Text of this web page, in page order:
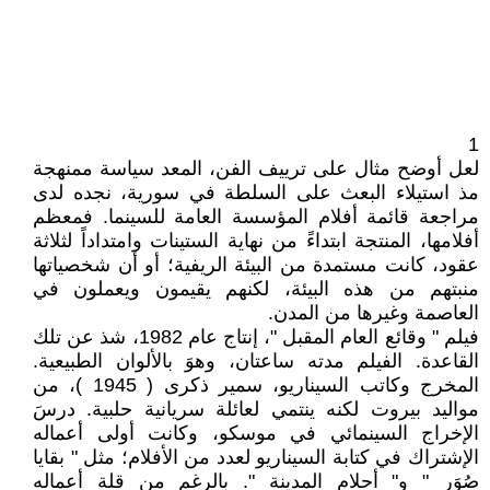
1
لعل أوضح مثال على ترييف الفن، المعد سياسة ممنهجة
مذ استيلاء البعث على السلطة في سورية، نجده لدى
مراجعة قائمة أفلام المؤسسة العامة للسينما. فمعظم
أفلامها، المنتجة ابتداءً من نهاية الستينات وامتداداً لثلاثة
عقود، كانت مستمدة من البيئة الريفية؛ أو أن شخصياتها
منبتهم من هذه البيئة، لكنهم يقيمون ويعملون في
العاصمة وغيرها من المدن.
فيلم " وقائع العام المقبل "، إنتاج عام 1982، شذ عن تلك
القاعدة. الفيلم مدته ساعتان، وهوَ بالألوان الطبيعية.
المخرج وكاتب السيناريو، سمير ذكرى ( 1945 )، من
مواليد بيروت لكنه ينتمي لعائلة سريانية حلبية. درسَ
الإخراج السينمائي في موسكو، وكانت أولى أعماله
الإشتراك في كتابة السيناريو لعدد من الأفلام؛ مثل " بقايا
صُوَر " و" أحلام المدينة ". بالرغم من قلة أعماله